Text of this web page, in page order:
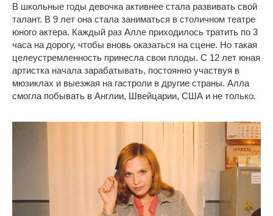
В школьные годы девочка активнее стала развивать свой
талант. В 9 лет она стала заниматься в столичном театре
юного актера. Каждый раз Алле приходилось тратить по 3
часа на дорогу, чтобы вновь оказаться на сцене. Но такая
целеустремленность принесла свои плоды. С 12 лет юная
артистка начала зарабатывать, постоянно участвуя в
мюзиклах и выезжая на гастроли в другие страны. Алла
смогла побывать в Англии, Швейцарии, США и не только.